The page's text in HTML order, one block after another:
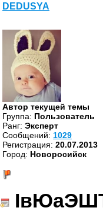
DEDUSYA
Автор текущей темы
Группа: Пользователь
Ранг: Эксперт
Cообщений: 1029
Регистрация: 20.07.2013
Город: Новоросийск